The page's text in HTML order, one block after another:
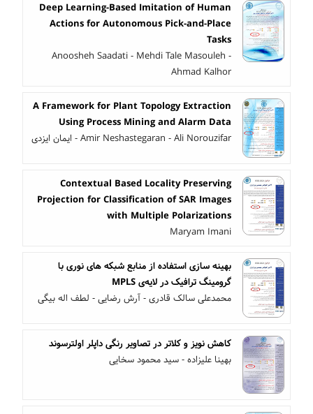
Deep Learning-Based Imitation of Human
Actions for Autonomous Pick-and-Place
Tasks
Anoosheh Saadati - Mehdi Tale Masouleh -
Ahmad Kalhor
A Framework for Plant Topology Extraction
Using Process Mining and Alarm Data
Amir Neshastegaran - Ali Norouzifar - ایمان ایزدی
Contextual Based Locality Preserving
Projection for Classification of SAR Images
with Multiple Polarizations
Maryam Imani
بهینه سازی استفاده از منابع شبکه های نوری با
گرومینگ ترافیک در لایه‌ی MPLS
محمدعلی سالک قادری - آرش رضایی - لطف اله بیگی
کاهش نویز و کلاتر در تصاویر رنگی داپلر اولترسوند
بهینا علیزاده - سید محمود سخایی